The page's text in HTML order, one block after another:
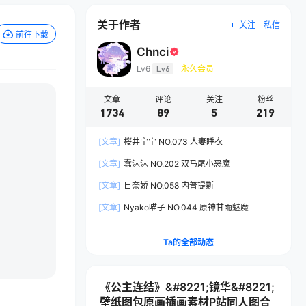
前往下载
关于作者 关注 私信
Chnci
Lv6 Lv6 永久会员
文章
1734
评论
89
关注
5
粉丝
219
[文章] 桜井宁宁 NO.073 人妻睡衣
[文章] 蠢沫沫 NO.202 双马尾小恶魔
[文章] 日奈娇 NO.058 内普提斯
[文章] Nyako喵子 NO.044 原神甘雨魅魔
Ta的全部动态
《公主连结》&#8221;镜华&#8221;
壁纸图包原画插画素材P站同人图合